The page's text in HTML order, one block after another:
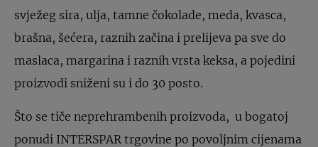
svježeg sira, ulja, tamne čokolade, meda, kvasca,
brašna, šećera, raznih začina i prelijeva pa sve do
maslaca, margarina i raznih vrsta keksa, a pojedini
proizvodi sniženi su i do 30 posto.
Što se tiče neprehrambenih proizvoda, u bogatoj
ponudi INTERSPAR trgovine po povoljnim cijenama